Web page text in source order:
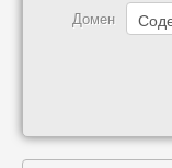
Домен